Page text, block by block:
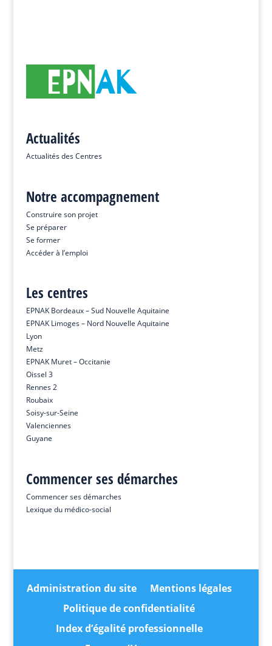
Actualités
Actualités des Centres
Notre accompagnement
Construire son projet
Se préparer
Se former
Accéder à l’emploi
Les centres
EPNAK Bordeaux – Sud Nouvelle Aquitaine
EPNAK Limoges – Nord Nouvelle Aquitaine
Lyon
Metz
EPNAK Muret – Occitanie
Oissel 3
Rennes 2
Roubaix
Soisy-sur-Seine
Valenciennes
Guyane
Commencer ses démarches
Commencer ses démarches
Lexique du médico-social
Administration du site
Mentions légales
Politique de confidentialité
Index d’égalité professionnelle